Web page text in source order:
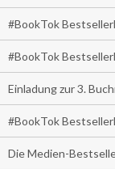
#BookTok
#BookTok
Einladung zur 3.
#BookTok
Die Medien-